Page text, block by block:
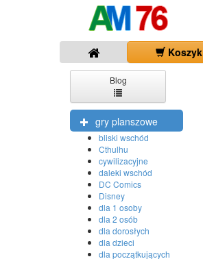
Koszyk
Blog
gry planszowe
bliski wschód
Cthulhu
cywilizacyjne
daleki wschód
DC Comics
Disney
dla 1 osoby
dla 2 osób
dla dorosłych
dla dzieci
dla początkujących